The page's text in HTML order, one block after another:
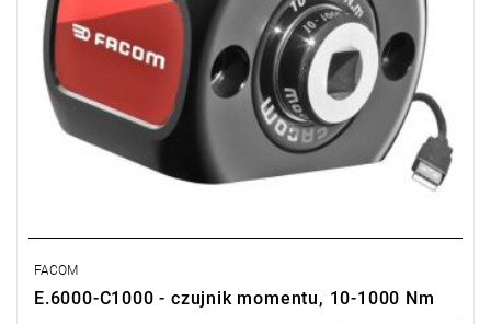
FACOM
E.6000-C1000 - czujnik momentu, 10-1000 Nm